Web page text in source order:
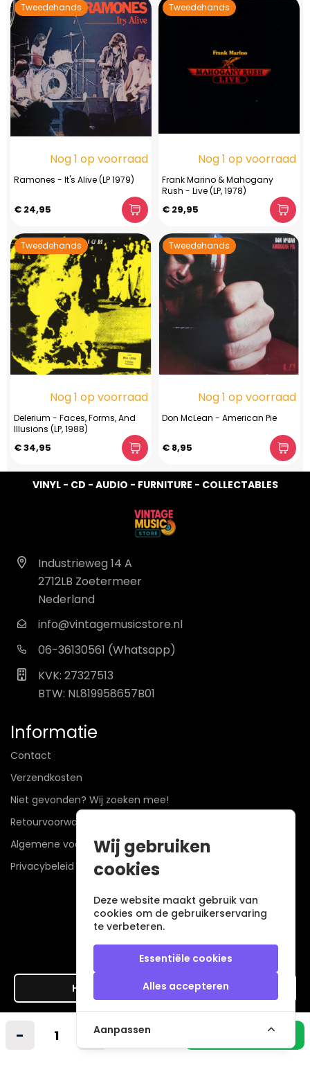
- + In winkelmandje
Tweedehands
Nog 1 op voorraad
Ramones - It's Alive (LP 1979)
€ 24,95
Tweedehands
Nog 1 op voorraad
Frank Marino & Mahogany
Rush - Live (LP, 1978)
€ 29,95
Tweedehands
Nog 1 op voorraad
Delerium - Faces, Forms, And
Illusions (LP, 1988)
€ 34,95
Tweedehands
Nog 1 op voorraad
Don McLean - American Pie
€ 8,95
VINYL - CD - AUDIO - FURNITURE - COLLECTABLES
Industrieweg 14 A
2712LB Zoetermeer
Nederland
info@vintagemusicstore.nl
06-36130561 (Whatsapp)
KVK: 27327513
BTW: NL819958657B01
Informatie
Contact
Verzendkosten
Niet gevonden? Wij zoeken mee!
Retourvoorwaarden
Algemene voorwaarden
Privacybeleid
Hier de overeenkomst ontbinden
Wij gebruiken
cookies
Deze website maakt gebruik van
cookies om de gebruikerservaring
te verbeteren.
Essentiële cookies
Alles accepteren
Aanpassen